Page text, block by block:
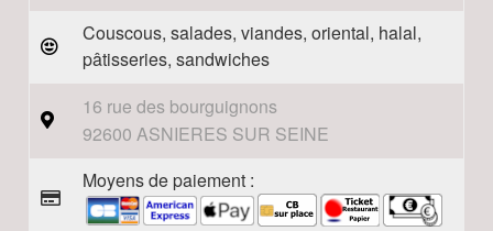
Couscous, salades, viandes, oriental, halal,
pâtisseries, sandwiches
16 rue des bourguignons
92600 ASNIERES SUR SEINE
Moyens de paiement :